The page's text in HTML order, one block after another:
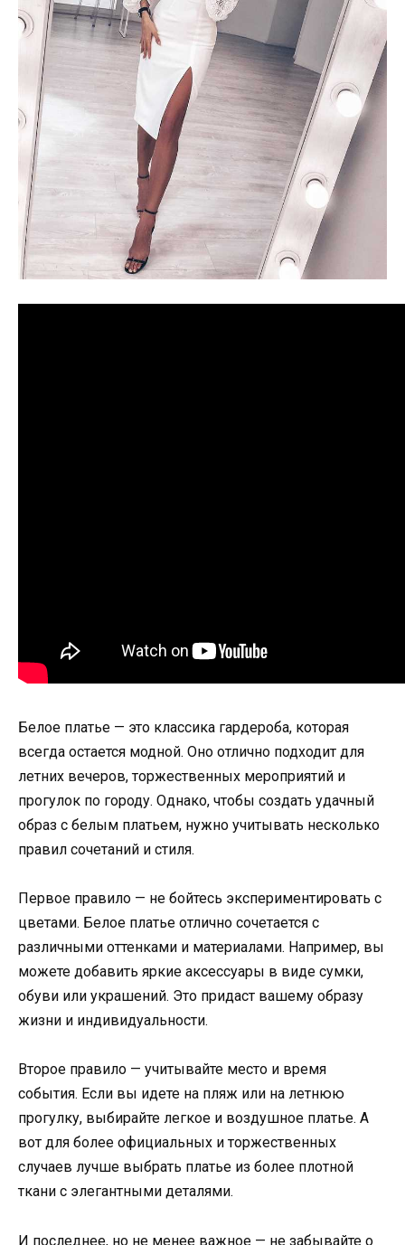
Белое платье — это классика гардероба, которая
всегда остается модной. Оно отлично подходит для
летних вечеров, торжественных мероприятий и
прогулок по городу. Однако, чтобы создать удачный
образ с белым платьем, нужно учитывать несколько
правил сочетаний и стиля.
Первое правило — не бойтесь экспериментировать с
цветами. Белое платье отлично сочетается с
различными оттенками и материалами. Например, вы
можете добавить яркие аксессуары в виде сумки,
обуви или украшений. Это придаст вашему образу
жизни и индивидуальности.
Второе правило — учитывайте место и время
события. Если вы идете на пляж или на летнюю
прогулку, выбирайте легкое и воздушное платье. А
вот для более официальных и торжественных
случаев лучше выбрать платье из более плотной
ткани с элегантными деталями.
И последнее, но не менее важное — не забывайте о